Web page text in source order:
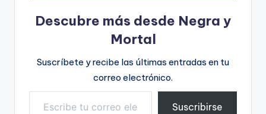
Descubre más desde Negra y
Mortal
Suscríbete y recibe las últimas entradas en tu
correo electrónico.
Escribe tu correo electrónico…
Suscribirse